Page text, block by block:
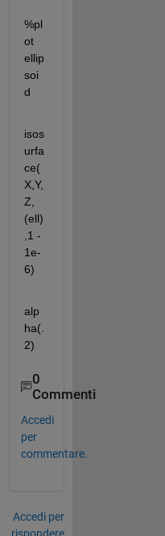
%pl
ot
ellip
soi
d
isos
urfa
ce(
X,Y,
Z,
(ell)
,1 -
1e-
6)
alp
ha(.
2)
0
Commenti
Accedi
per
commentare.
Accedi per
rispondere